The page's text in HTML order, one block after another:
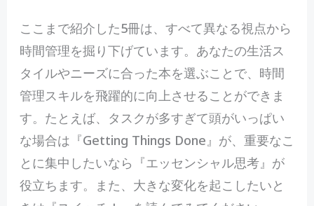
ここまで紹介した5冊は、すべて異なる視点から
時間管理を掘り下げています。あなたの生活ス
タイルやニーズに合った本を選ぶことで、時間
管理スキルを飛躍的に向上させることができま
す。たとえば、タスクが多すぎて頭がいっぱい
な場合は『Getting Things Done』が、重要なこ
とに集中したいなら『エッセンシャル思考』が
役立ちます。また、大きな変化を起こしたいと